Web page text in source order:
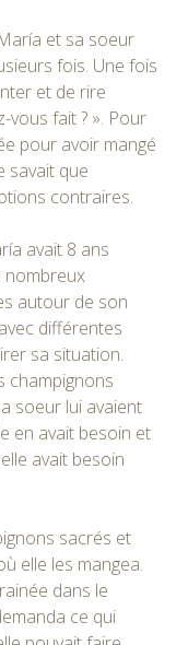
et sa soeur
fois. Une fois
et de rire
vous fait ? ». Pour
pour avoir mangé
savait que
contraires.
avait 8 ans
nombreux
autour de son
différentes
sa situation.
champignons
soeur lui avaient
en avait besoin et
avait besoin
sacrés et
elle les mangea.
dans le
ce qui